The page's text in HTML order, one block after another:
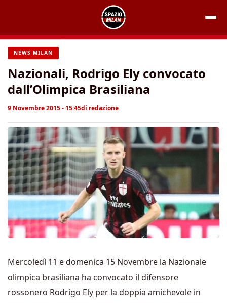
contenuto
NEWS MILAN
Nazionali, Rodrigo Ely convocato
dall’Olimpica Brasiliana
9 Novembre 2015 - 15:45di redazione
Mercoledì 11 e domenica 15 Novembre la Nazionale
olimpica brasiliana ha convocato il difensore
rossonero Rodrigo Ely per la doppia amichevole in